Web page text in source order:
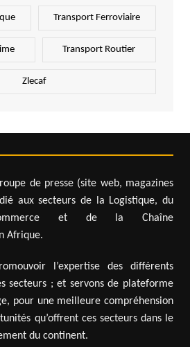
Transport Ferroviaire
Transport Routier
Zlecaf
de presse (site web, magazines
aux secteurs de la Logistique, du
et de la Chaîne
Afrique.
l’expertise des différents
secteurs ; et servons de plateforme
pour une meilleure compréhension
qu’offrent ces secteurs dans le
du continent.